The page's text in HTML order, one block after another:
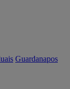
Guardanapos